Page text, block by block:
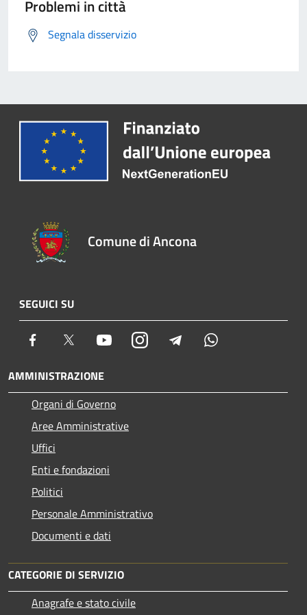
Problemi in città
Segnala disservizio
Comune di Ancona
SEGUICI SU
Facebook Twitter YoutubeInstagram Telegram
AMMINISTRAZIONE
Organi di Governo
Aree Amministrative
Uffici
Enti e fondazioni
Politici
Personale Amministrativo
Documenti e dati
CATEGORIE DI SERVIZIO
Anagrafe e stato civile